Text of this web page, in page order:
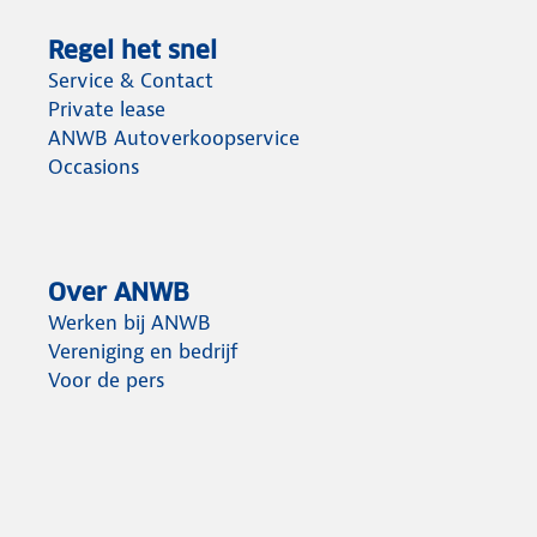
Regel het snel
Service & Contact
Private lease
ANWB Autoverkoopservice
Occasions
Over ANWB
Werken bij ANWB
Vereniging en bedrijf
Voor de pers